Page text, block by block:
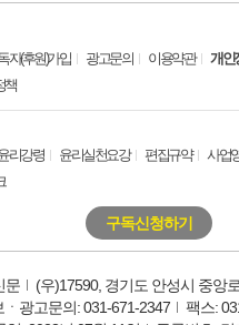
자(후원)가입 광고문의 이용약관
개인
책
리강령 윤리실천요강 편집규약 사업
구독신청하기
문
(우)17590, 경기도 안성시 중앙
ㆍ광고문의: 031-671-2347
팩스: